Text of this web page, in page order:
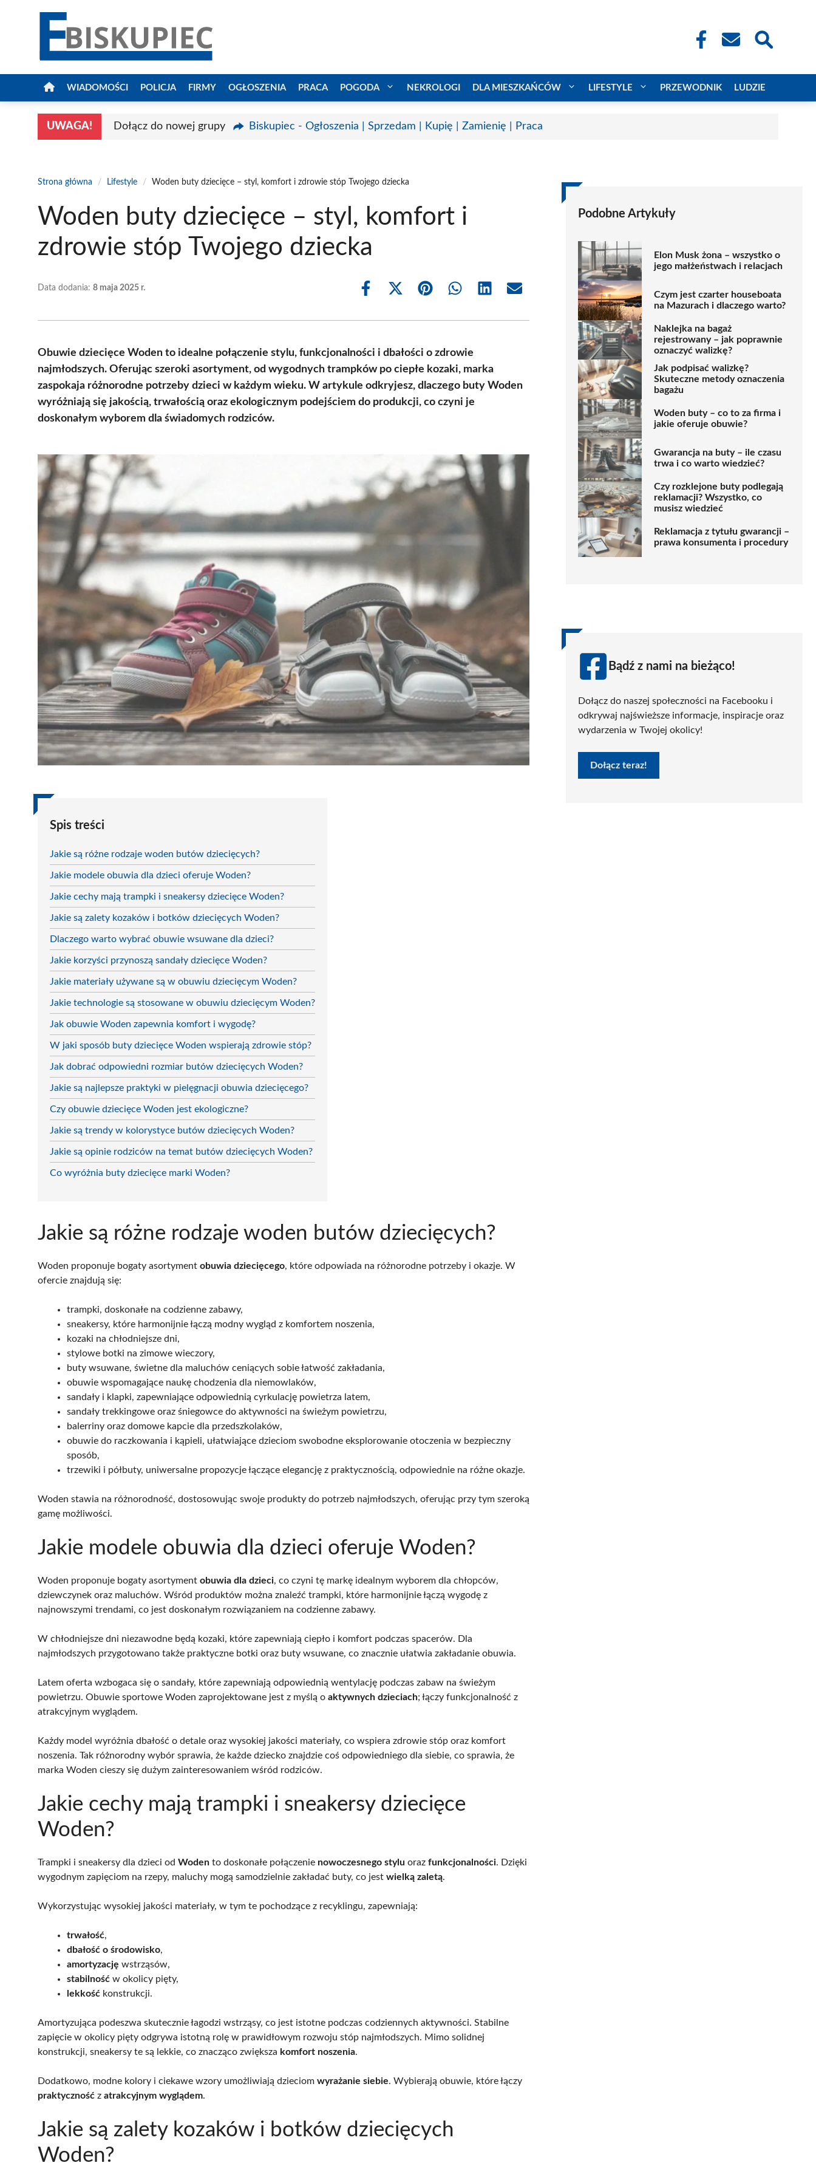
WIADOMOŚCI POLICJA FIRMY OGŁOSZENIA PRACA POGODA NEKROLOGI DLA MIESZKAŃCÓW LIFESTYLE PRZEWODNIK LUDZIE
UWAGA! Dołącz do nowej grupy Biskupiec - Ogłoszenia | Sprzedam | Kupię | Zamienię | Praca
Strona główna / Lifestyle / Woden buty dziecięce – styl, komfort i zdrowie stóp Twojego dziecka
Woden buty dziecięce – styl, komfort i
zdrowie stóp Twojego dziecka
Data dodania: 8 maja 2025 r.
Share
Share
(Twitter)
Share Share Share Share
Obuwie dziecięce Woden to idealne połączenie stylu, funkcjonalności i dbałości o zdrowie
najmłodszych. Oferując szeroki asortyment, od wygodnych trampków po ciepłe kozaki, marka
zaspokaja różnorodne potrzeby dzieci w każdym wieku. W artykule odkryjesz, dlaczego buty Woden
wyróżniają się jakością, trwałością oraz ekologicznym podejściem do produkcji, co czyni je
doskonałym wyborem dla świadomych rodziców.
Spis treści
Jakie są różne rodzaje woden butów dziecięcych?
Jakie modele obuwia dla dzieci oferuje Woden?
Jakie cechy mają trampki i sneakersy dziecięce Woden?
Jakie są zalety kozaków i botków dziecięcych Woden?
Dlaczego warto wybrać obuwie wsuwane dla dzieci?
Jakie korzyści przynoszą sandały dziecięce Woden?
Jakie materiały używane są w obuwiu dziecięcym Woden?
Jakie technologie są stosowane w obuwiu dziecięcym Woden?
Jak obuwie Woden zapewnia komfort i wygodę?
W jaki sposób buty dziecięce Woden wspierają zdrowie stóp?
Jak dobrać odpowiedni rozmiar butów dziecięcych Woden?
Jakie są najlepsze praktyki w pielęgnacji obuwia dziecięcego?
Czy obuwie dziecięce Woden jest ekologiczne?
Jakie są trendy w kolorystyce butów dziecięcych Woden?
Jakie są opinie rodziców na temat butów dziecięcych Woden?
Co wyróżnia buty dziecięce marki Woden?
Jakie są różne rodzaje woden butów dziecięcych?
Woden proponuje bogaty asortyment obuwia dziecięcego, które odpowiada na różnorodne potrzeby i okazje. W
ofercie znajdują się:
trampki, doskonałe na codzienne zabawy,
sneakersy, które harmonijnie łączą modny wygląd z komfortem noszenia,
kozaki na chłodniejsze dni,
stylowe botki na zimowe wieczory,
buty wsuwane, świetne dla maluchów ceniących sobie łatwość zakładania,
obuwie wspomagające naukę chodzenia dla niemowlaków,
sandały i klapki, zapewniające odpowiednią cyrkulację powietrza latem,
sandały trekkingowe oraz śniegowce do aktywności na świeżym powietrzu,
balerriny oraz domowe kapcie dla przedszkolaków,
obuwie do raczkowania i kąpieli, ułatwiające dzieciom swobodne eksplorowanie otoczenia w bezpieczny
sposób,
trzewiki i półbuty, uniwersalne propozycje łączące elegancję z praktycznością, odpowiednie na różne okazje.
Woden stawia na różnorodność, dostosowując swoje produkty do potrzeb najmłodszych, oferując przy tym szeroką
gamę możliwości.
Jakie modele obuwia dla dzieci oferuje Woden?
Woden proponuje bogaty asortyment obuwia dla dzieci, co czyni tę markę idealnym wyborem dla chłopców,
dziewczynek oraz maluchów. Wśród produktów można znaleźć trampki, które harmonijnie łączą wygodę z
najnowszymi trendami, co jest doskonałym rozwiązaniem na codzienne zabawy.
W chłodniejsze dni niezawodne będą kozaki, które zapewniają ciepło i komfort podczas spacerów. Dla
najmłodszych przygotowano także praktyczne botki oraz buty wsuwane, co znacznie ułatwia zakładanie obuwia.
Latem oferta wzbogaca się o sandały, które zapewniają odpowiednią wentylację podczas zabaw na świeżym
powietrzu. Obuwie sportowe Woden zaprojektowane jest z myślą o aktywnych dzieciach; łączy funkcjonalność z
atrakcyjnym wyglądem.
Każdy model wyróżnia dbałość o detale oraz wysokiej jakości materiały, co wspiera zdrowie stóp oraz komfort
noszenia. Tak różnorodny wybór sprawia, że każde dziecko znajdzie coś odpowiedniego dla siebie, co sprawia, że
marka Woden cieszy się dużym zainteresowaniem wśród rodziców.
Jakie cechy mają trampki i sneakersy dziecięce
Woden?
Trampki i sneakersy dla dzieci od Woden to doskonałe połączenie nowoczesnego stylu oraz funkcjonalności. Dzięki
wygodnym zapięciom na rzepy, maluchy mogą samodzielnie zakładać buty, co jest wielką zaletą.
Wykorzystując wysokiej jakości materiały, w tym te pochodzące z recyklingu, zapewniają:
trwałość,
dbałość o środowisko,
amortyzację wstrząsów,
stabilność w okolicy pięty,
lekkość konstrukcji.
Amortyzująca podeszwa skutecznie łagodzi wstrząsy, co jest istotne podczas codziennych aktywności. Stabilne
zapięcie w okolicy pięty odgrywa istotną rolę w prawidłowym rozwoju stóp najmłodszych. Mimo solidnej
konstrukcji, sneakersy te są lekkie, co znacząco zwiększa komfort noszenia.
Dodatkowo, modne kolory i ciekawe wzory umożliwiają dzieciom wyrażanie siebie. Wybierają obuwie, które łączy
praktyczność z atrakcyjnym wyglądem.
Jakie są zalety kozaków i botków dziecięcych
Woden?
Podobne Artykuły
Elon Musk żona – wszystko o
jego małżeństwach i relacjach
Czym jest czarter houseboata
na Mazurach i dlaczego warto?
Naklejka na bagaż
rejestrowany – jak poprawnie
oznaczyć walizkę?
Jak podpisać walizkę?
Skuteczne metody oznaczenia
bagażu
Woden buty – co to za firma i
jakie oferuje obuwie?
Gwarancja na buty – ile czasu
trwa i co warto wiedzieć?
Czy rozklejone buty podlegają
reklamacji? Wszystko, co
musisz wiedzieć
Reklamacja z tytułu gwarancji –
prawa konsumenta i procedury
Bądź z nami na bieżąco!
Dołącz do naszej społeczności na Facebooku i
odkrywaj najświeższe informacje, inspiracje oraz
wydarzenia w Twojej okolicy!
Dołącz teraz!